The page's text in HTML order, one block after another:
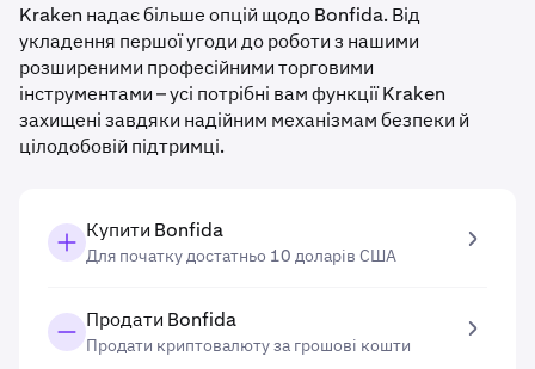
Kraken надає більше опцій щодо Bonfida. Від
укладення першої угоди до роботи з нашими
розширеними професійними торговими
інструментами – усі потрібні вам функції Kraken
захищені завдяки надійним механізмам безпеки й
цілодобовій підтримці.
Купити Bonfida
Для початку достатньо 10 доларів США
Продати Bonfida
Продати криптовалюту за грошові кошти